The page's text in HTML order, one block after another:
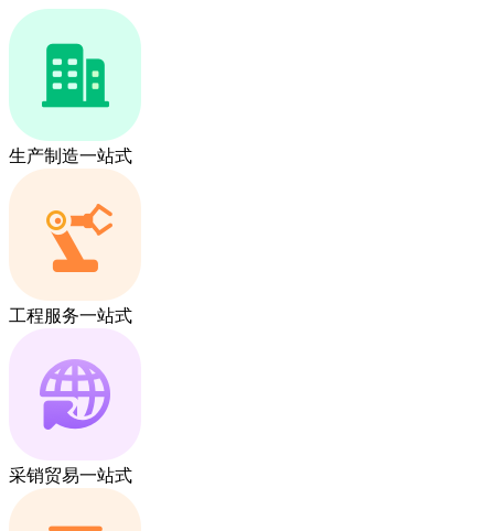
生产制造一站式
工程服务一站式
采销贸易一站式